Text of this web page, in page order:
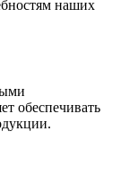
наших
обеспечивать